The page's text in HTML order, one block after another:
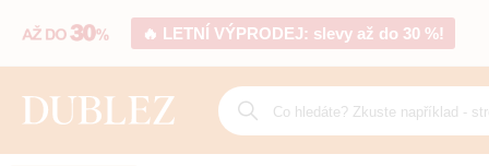
🔥 LETNÍ VÝPRODEJ: slevy až do 30 %!